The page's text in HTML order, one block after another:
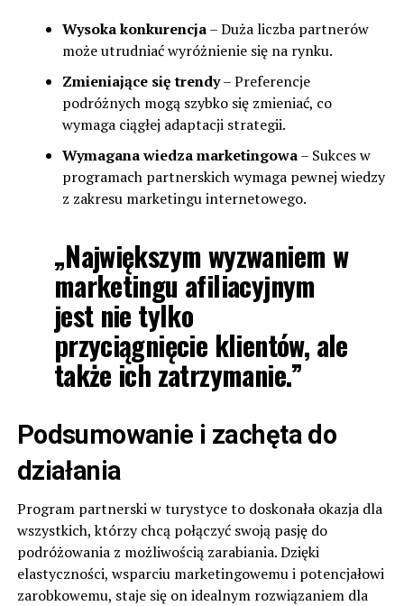
Wysoka konkurencja– Duża liczba partnerów
może utrudniać wyróżnienie się na rynku.
Zmieniające się trendy– Preferencje
podróżnych mogą szybko się zmieniać, co
wymaga ciągłej adaptacji strategii.
Wymagana wiedza marketingowa– Sukces w
programach partnerskich wymaga pewnej wiedzy
z zakresu marketingu internetowego.
„Największym wyzwaniem w
marketingu afiliacyjnym
jest nie tylko
przyciągnięcie klientów, ale
także ich zatrzymanie.”
Podsumowanie i zachęta do
działania
Program partnerski w turystyce to doskonała okazja dla
wszystkich, którzy chcą połączyć swoją pasję do
podróżowania z możliwością zarabiania. Dzięki
elastyczności, wsparciu marketingowemu i potencjałowi
zarobkowemu, staje się on idealnym rozwiązaniem dla